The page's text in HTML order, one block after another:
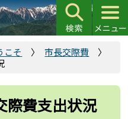
こそ
市長交際費
際費支出状況